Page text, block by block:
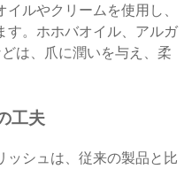
ルやクリームを使用し、
す。ホホバオイル、アルガ
は、爪に潤いを与え、柔
工夫
ッシュは、従来の製品と比